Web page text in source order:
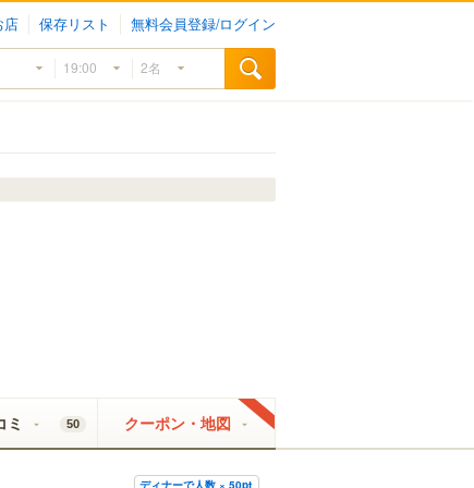
店 保存リスト 無料会員登録/ログイン
ミ 50 クーポン・地図
ディナーで人数 × 50pt